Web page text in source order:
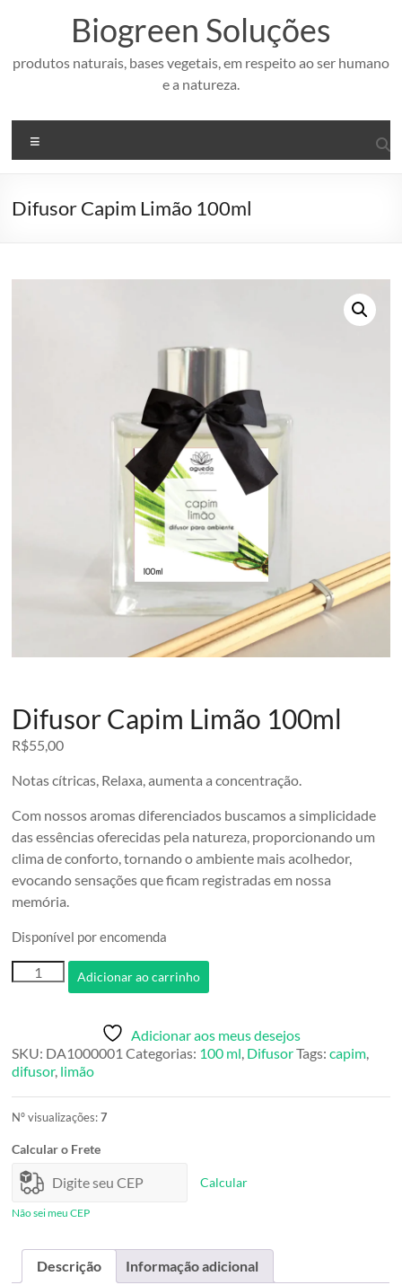
conteúdo
Biogreen Soluções
produtos naturais, bases vegetais, em respeito ao ser humano
e a natureza.
Difusor Capim Limão 100ml
Difusor Capim Limão 100ml
R$55,00
Notas cítricas, Relaxa, aumenta a concentração.
Com nossos aromas diferenciados buscamos a simplicidade
das essências oferecidas pela natureza, proporcionando um
clima de conforto, tornando o ambiente mais acolhedor,
evocando sensações que ficam registradas em nossa
memória.
Disponível por encomenda
Difusor
Capim
Adicionar ao carrinho
Adicionar aos meus desejos
SKU: DA1000001 Categorias: 100 ml, DifusorTags:capim,
difusor, limão
Nº visualizações:7
Calcular o Frete
Calcular
Não sei meu CEP
Descrição Informação adicional